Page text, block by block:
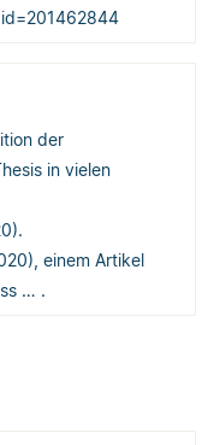
der
in vielen
einem Artikel
… .